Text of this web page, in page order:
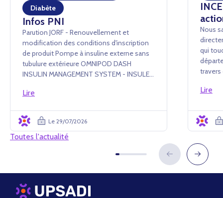
Diabète
Infos PNI
Parution JORF - Renouvellement et
modification des conditions d'inscription
de produit Pompe à insuline externe sans
tubulure extérieure OMNIPOD DASH
INSULIN MANAGEMENT SYSTEM - INSULET
renouvellement d'inscription et
Lire
Le 29/07/2026
Nous
qui
Lire
Toutes l'actualité